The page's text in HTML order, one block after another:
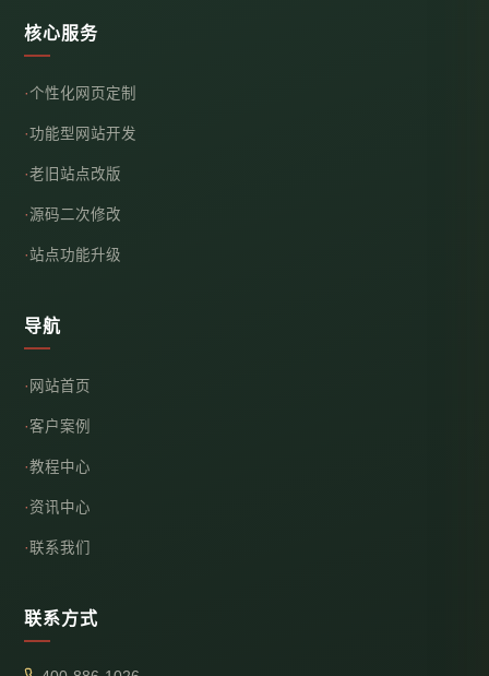
核心服务
个性化网页定制
功能型网站开发
老旧站点改版
源码二次修改
站点功能升级
导航
网站首页
客户案例
教程中心
资讯中心
联系我们
联系方式